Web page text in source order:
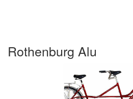
Rothenburg Alu